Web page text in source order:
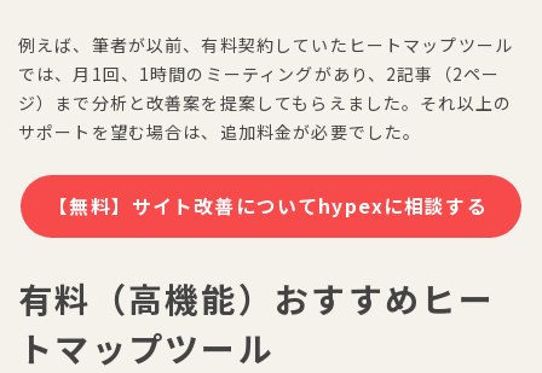
例えば、筆者が以前、有料契約していたヒートマップツール
では、月1回、1時間のミーティングがあり、2記事（2ペー
ジ）まで分析と改善案を提案してもらえました。それ以上の
サポートを望む場合は、追加料金が必要でした。
【無料】サイト改善についてhypexに相談する
有料（高機能）おすすめヒー
トマップツール